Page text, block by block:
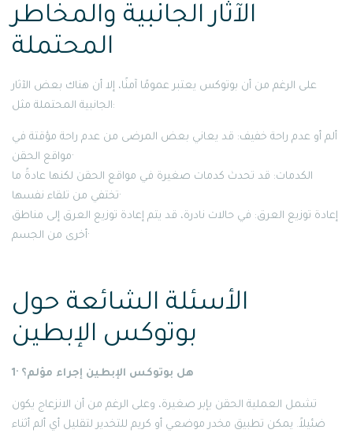
الآثار الجانبية والمخاطر
المحتملة
على الرغم من أن بوتوكس يعتبر عمومًا آمنًا، إلا أن هناك بعض الآثار
الجانبية المحتملة مثل:
ألم أو عدم راحة خفيف: قد يعاني بعض المرضى من عدم راحة مؤقتة في
مواقع الحقن·
الكدمات: قد تحدث كدمات صغيرة في مواقع الحقن لكنها عادةً ما
تختفي من تلقاء نفسها·
إعادة توزيع العرق: في حالات نادرة، قد يتم إعادة توزيع العرق إلى مناطق
أخرى من الجسم·
الأسئلة الشائعة حول
بوتوكس الإبطين
1· هل بوتوكس الإبطين إجراء مؤلم؟
تشمل العملية الحقن بإبر صغيرة، وعلى الرغم من أن الانزعاج يكون
ضئيلاً. يمكن تطبيق مخدر موضعي أو كريم للتخدير لتقليل أي ألم أثناء